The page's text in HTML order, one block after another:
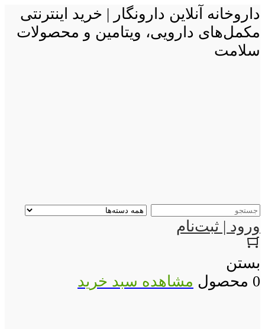
داروخانه آنلاین دارونگار | خرید اینترنتی
مکمل‌های دارویی، ویتامین و محصولات
سلامت
ورود | ثبت‌نام
بستن
0 محصول
مشاهده سبد خرید